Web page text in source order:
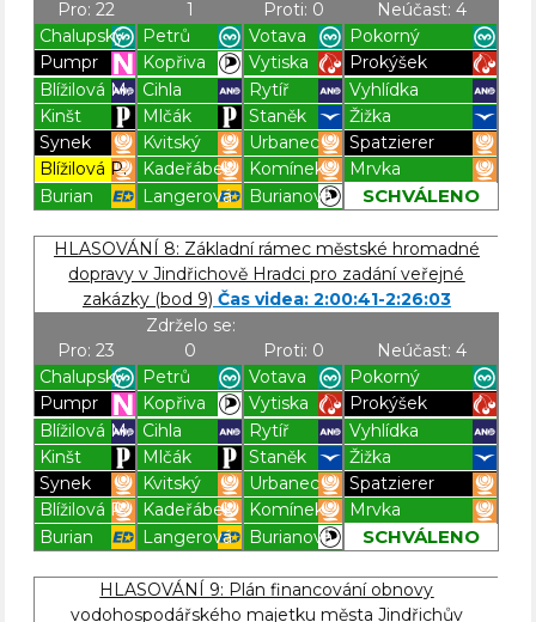
Pro: 22
1
Proti: 0
Neúčast: 4
Chalupský
Petrů Votava
Pokorný
Pumpr
Kopřiva Vytiska
Prokýšek
Blížilová M. Cihla Rytíř
Vyhlídka
Kinšt
Mlčák Staněk
Žižka
Synek
Kvitský Urbanec
Spatzierer
Blížilová P.
Kadeřábek Komínek
Mrvka
Burian
Langerová Burianová SCHVÁLENO
HLASOVÁNÍ 8: Základní rámec městské hromadné
dopravy v Jindřichově Hradci pro zadání veřejné
zakázky (bod 9) Čas videa: 2:00:41-2:26:03
Pro: 23
Zdrželo se:
0
Proti: 0
Neúčast: 4
Chalupský
Petrů Votava
Pokorný
Pumpr
Kopřiva Vytiska
Prokýšek
Blížilová M. Cihla Rytíř
Vyhlídka
Kinšt
Mlčák Staněk
Žižka
Synek
Kvitský Urbanec
Spatzierer
Blížilová P.
Kadeřábek Komínek
Mrvka
Burian
Langerová Burianová SCHVÁLENO
HLASOVÁNÍ 9: Plán financování obnovy
vodohospodářského majetku města Jindřichův